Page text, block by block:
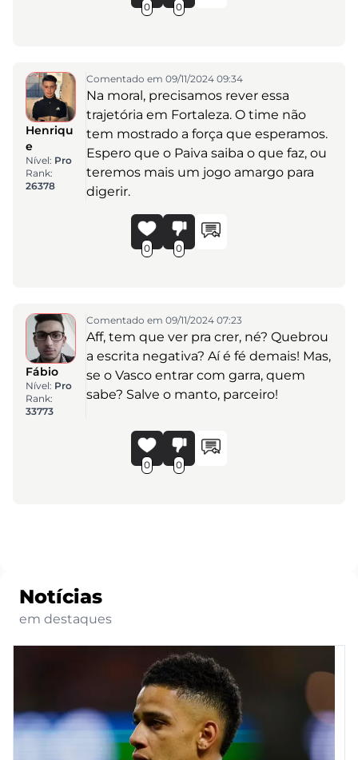
0 0
Henriqu
e
Nível: Pro
Rank:
26378
Comentado em 09/11/2024 09:34
Na moral, precisamos rever essa
trajetória em Fortaleza. O time não
tem mostrado a força que esperamos.
Espero que o Paiva saiba o que faz, ou
teremos mais um jogo amargo para
digerir.
0 0
Fábio
Nível: Pro
Rank:
33773
Comentado em 09/11/2024 07:23
Aff, tem que ver pra crer, né? Quebrou
a escrita negativa? Aí é fé demais! Mas,
se o Vasco entrar com garra, quem
sabe? Salve o manto, parceiro!
0 0
Notícias
em destaques